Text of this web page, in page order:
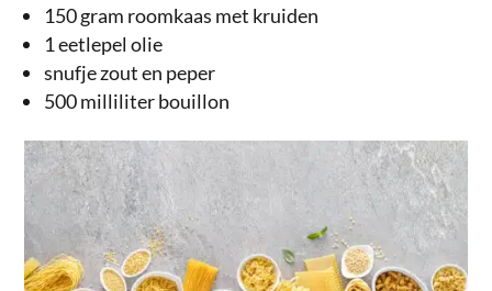
150 gram roomkaas met kruiden
1 eetlepel olie
snufje zout en peper
500 milliliter bouillon